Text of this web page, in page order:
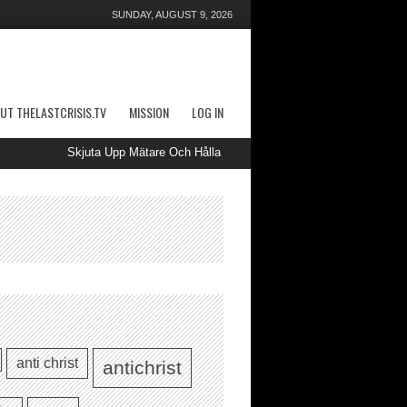
SUNDAY, AUGUST 9, 2026
THELASTCRISIS.TV MISSION LOG IN
Skjuta Upp Mätare Och Hålla Ut Kasino — SE Spin to Win
anti christ antichrist